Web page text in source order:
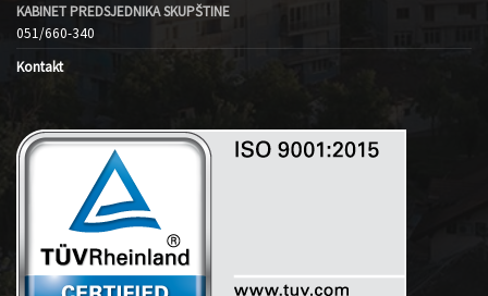
KABINET PREDSJEDNIKA SKUPŠTINE
051/660-340
Kontakt